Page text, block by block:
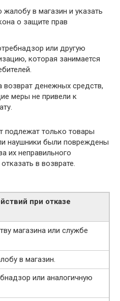
в магазин и указать
о защите прав
или другую
которая занимается
возврат денежных средств,
меры не привели к
подлежат только товары
наушники были повреждены
их неправильного
в возврате.
при отказе
магазина или службе
в магазин.
или аналогичную